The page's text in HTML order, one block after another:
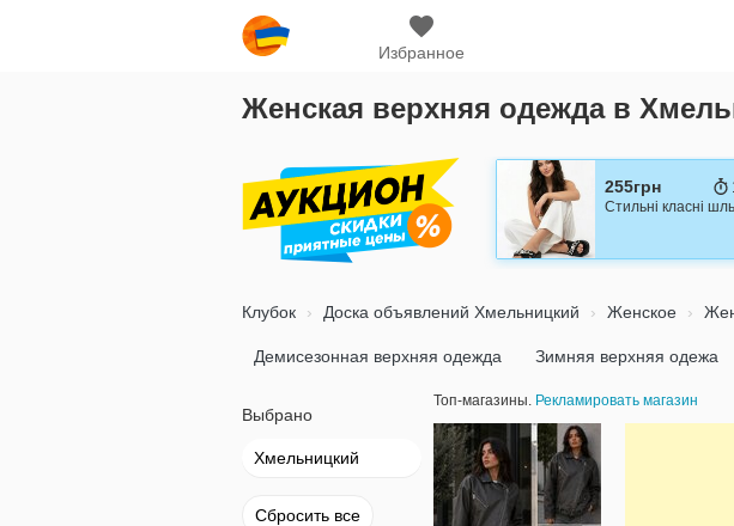
Избранное
Женская верхняя одежда в
255грн
Стильні класні
Клубок Доска объявлений Хмельницкий Женское
Демисезонная верхняя одежда Зимняя верхняя одежа
Выбрано
Хмельницкий
Сбросить все
Топ-магазины. Рекламировать магазин